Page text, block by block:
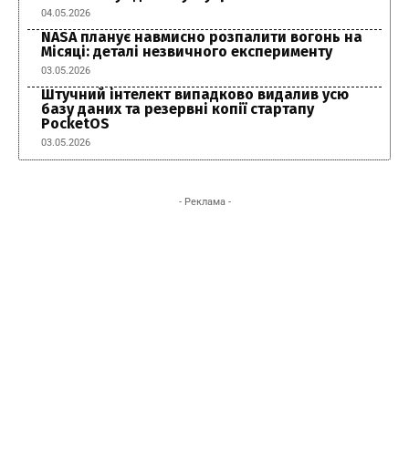
04.05.2026
NASA планує навмисно розпалити вогонь на
Місяці: деталі незвичного експерименту
03.05.2026
Штучний інтелект випадково видалив усю
базу даних та резервні копії стартапу
PocketOS
03.05.2026
- Реклама -